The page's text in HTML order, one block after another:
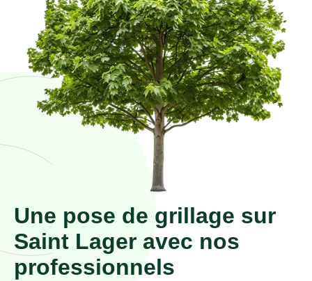
Une pose de grillage sur
Saint Lager avec nos
professionnels